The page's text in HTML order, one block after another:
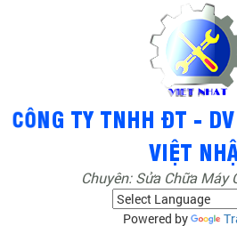
Chuyên: Sửa Chữa Máy
Powered by